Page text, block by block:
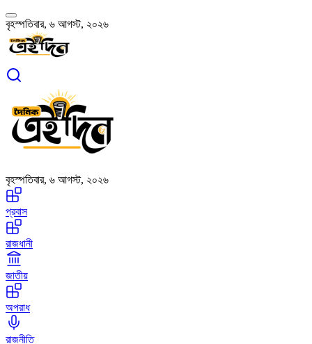
বৃহস্পতিবার, ৬ আগস্ট, ২০২৬
বৃহস্পতিবার, ৬ আগস্ট, ২০২৬
প্রবাস
রাজধানী
জাতীয়
অপরাধ
রাজনীতি